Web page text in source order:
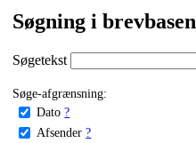
Søgning i brevbasen
Søgetekst
Søge-afgrænsning:
Dato ?
Afsender ?